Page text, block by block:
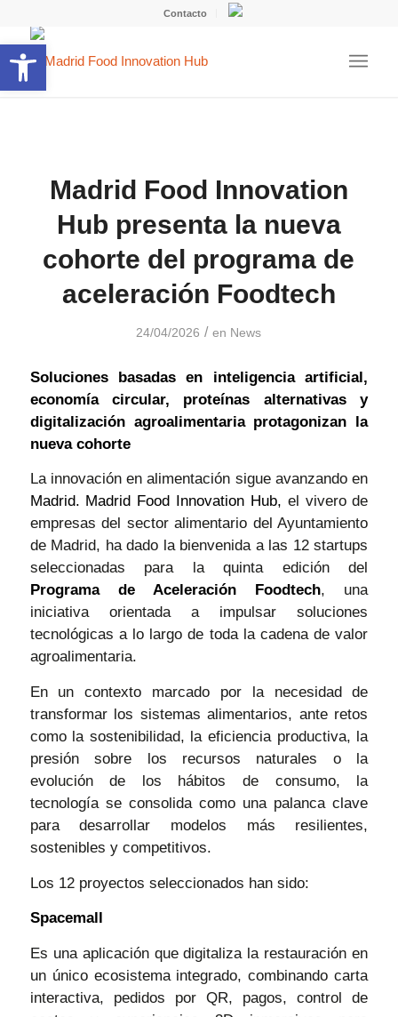
Contacto
Madrid Food Innovation
Hub presenta la nueva
cohorte del programa de
aceleración Foodtech
24/04/2026 / en News
Soluciones basadas en inteligencia artificial,
economía circular, proteínas alternativas y
digitalización agroalimentaria protagonizan la
nueva cohorte
La innovación en alimentación sigue avanzando en
Madrid. Madrid Food Innovation Hub, el vivero de
empresas del sector alimentario del Ayuntamiento
de Madrid, ha dado la bienvenida a las 12 startups
seleccionadas para la quinta edición del
Programa de Aceleración Foodtech, una
iniciativa orientada a impulsar soluciones
tecnológicas a lo largo de toda la cadena de valor
agroalimentaria.
En un contexto marcado por la necesidad de
transformar los sistemas alimentarios, ante retos
como la sostenibilidad, la eficiencia productiva, la
presión sobre los recursos naturales o la
evolución de los hábitos de consumo, la
tecnología se consolida como una palanca clave
para desarrollar modelos más resilientes,
sostenibles y competitivos.
Los 12 proyectos seleccionados han sido:
Spacemall
Es una aplicación que digitaliza la restauración en
un único ecosistema integrado, combinando carta
interactiva, pedidos por QR, pagos, control de
Abrir barra de herramientas